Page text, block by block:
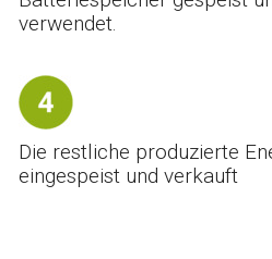
verwendet.
Die restliche produzierte
eingespeist und verkauft